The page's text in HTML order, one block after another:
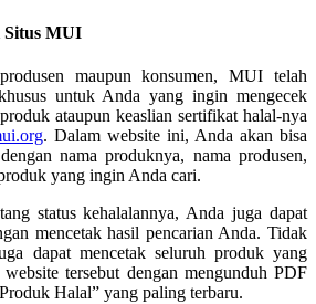
Situs MUI
maupun konsumen, MUI telah
untuk Anda yang ingin mengecek
ataupun keaslian sertifikat halal-nya
. Dalam website ini, Anda akan bisa
nama produknya, nama produsen,
yang ingin Anda cari.
status kehalalannya, Anda juga dapat
mencetak hasil pencarian Anda. Tidak
dapat mencetak seluruh produk yang
tersebut dengan mengunduh PDF
Halal” yang paling terbaru.